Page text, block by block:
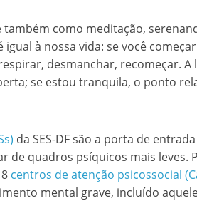
também como meditação,
igual à nossa vida: se você
desmanchar, recomeçar.
se estou tranquila, o ponto
da SES-DF são a porta de
de quadros psíquicos mais leves.
centros de atenção psicossocial
mental grave, incluído